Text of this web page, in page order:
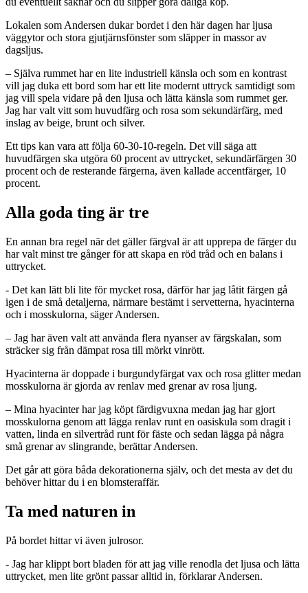
Lokalen som Andersen dukar bordet i den här dagen har ljusa
väggytor och stora gjutjärnsfönster som släpper in massor av
dagsljus.
– Själva rummet har en lite industriell känsla och som en kontrast
vill jag duka ett bord som har ett lite modernt uttryck samtidigt som
jag vill spela vidare på den ljusa och lätta känsla som rummet ger.
Jag har valt vitt som huvudfärg och rosa som sekundärfärg, med
inslag av beige, brunt och silver.
Ett tips kan vara att följa 60-30-10-regeln. Det vill säga att
huvudfärgen ska utgöra 60 procent av uttrycket, sekundärfärgen 30
procent och de resterande färgerna, även kallade accentfärger, 10
procent.
Alla goda ting är tre
En annan bra regel när det gäller färgval är att upprepa de färger du
har valt minst tre gånger för att skapa en röd tråd och en balans i
uttrycket.
- Det kan lätt bli lite för mycket rosa, därför har jag låtit färgen gå
igen i de små detaljerna, närmare bestämt i servetterna, hyacinterna
och i mosskulorna, säger Andersen.
– Jag har även valt att använda flera nyanser av färgskalan, som
sträcker sig från dämpat rosa till mörkt vinrött.
Hyacinterna är doppade i burgundyfärgat vax och rosa glitter medan
mosskulorna är gjorda av renlav med grenar av rosa ljung.
– Mina hyacinter har jag köpt färdigvuxna medan jag har gjort
mosskulorna genom att lägga renlav runt en oasiskula som dragit i
vatten, linda en silvertråd runt för fäste och sedan lägga på några
små grenar av slingrande, berättar Andersen.
Det går att göra båda dekorationerna själv, och det mesta av det du
behöver hittar du i en blomsteraffär.
Ta med naturen in
På bordet hittar vi även julrosor.
- Jag har klippt bort bladen för att jag ville renodla det ljusa och lätta
uttrycket, men lite grönt passar alltid in, förklarar Andersen.